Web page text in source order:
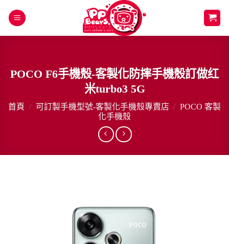
POCO F6手機殼-客製化防摔手機殼訂做红
米turbo3 5G
首頁 / 可訂製手機型號-客製化手機殼專賣店 / POCO 客製
化手機殼